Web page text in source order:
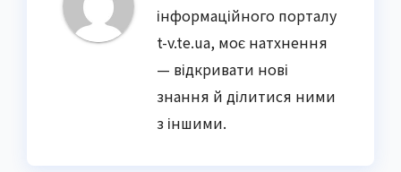
інформаційного порталу
t-v.te.ua, моє натхнення
— відкривати нові
знання й ділитися ними
з іншими.